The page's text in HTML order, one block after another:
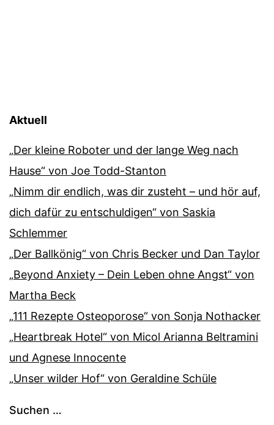
Aktuell
„Der kleine Roboter und der lange Weg nach
Hause“ von Joe Todd-Stanton
„Nimm dir endlich, was dir zusteht – und hör auf,
dich dafür zu entschuldigen“ von Saskia
Schlemmer
„Der Ballkönig“ von Chris Becker und Dan Taylor
„Beyond Anxiety – Dein Leben ohne Angst“ von
Martha Beck
„111 Rezepte Osteoporose“ von Sonja Nothacker
„Heartbreak Hotel“ von Micol Arianna Beltramini
und Agnese Innocente
„Unser wilder Hof“ von Geraldine Schüle
Suchen …